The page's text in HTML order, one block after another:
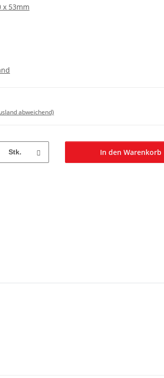
x 53mm
abweichend)
Stk. In den Warenkorb